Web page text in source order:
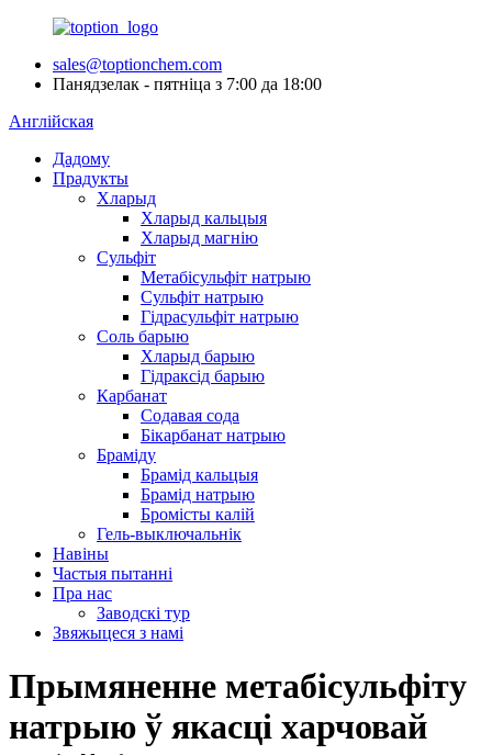
sales@toptionchem.com
Панядзелак - пятніца з 7:00 да 18:00
Англійская
Дадому
Прадукты
Хларыд
Хларыд кальцыя
Хларыд магнію
Сульфіт
Метабісульфіт натрыю
Сульфіт натрыю
Гідрасульфіт натрыю
Соль барыю
Хларыд барыю
Гідраксід барыю
Карбанат
Содавая сода
Бікарбанат натрыю
Браміду
Брамід кальцыя
Брамід натрыю
Бромісты калій
Гель-выключальнік
Навіны
Частыя пытанні
Пра нас
Заводскі тур
Звяжыцеся з намі
Прымяненне метабісульфіту
натрыю ў якасці харчовай